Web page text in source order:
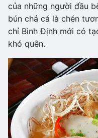
của những người đầu
bún chả cá là chén
chỉ Bình Định mới có
khó quên.